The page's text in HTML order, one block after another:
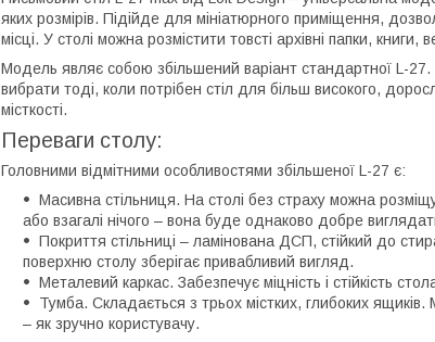
яких розмірів. Підійде для мініатюрного приміщення,
місці. У столі можна розмістити товсті архівні папки,
Модель являє собою збільшений варіант стандартної L-
вибрати тоді, коли потрібен стіл для більш високого,
місткості.
Переваги столу:
Головними відмітними особливостями збільшеної L-27 є:
Масивна стільниця. На столі без страху можна
або взагалі нічого – вона буде однаково добре
Покриття стільниці – ламінована ДСП, стійкий до
поверхню столу зберігає привабливий вигляд.
Металевий каркас. Забезпечує міцність і стійкість
Тумба. Складається з трьох містких, глибоких
– як зручно користувачу.